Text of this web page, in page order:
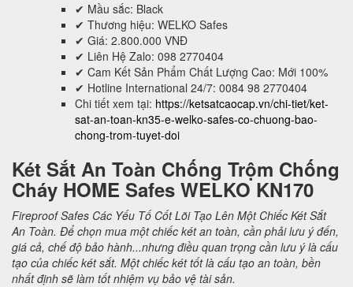
✔ Mầu sắc: Black
✔ Thương hiệu: WELKO Safes
✔ Giá: 2.800.000 VNĐ
✔ Liên Hệ Zalo: 098 2770404
✔ Cam Kết Sản Phẩm Chất Lượng Cao: Mới 100%
✔ Hotline International 24/7: 0084 98 2770404
Chi tiết xem tại: https://ketsatcaocap.vn/chi-tiet/ket-
sat-an-toan-kn35-e-welko-safes-co-chuong-bao-
chong-trom-tuyet-doi
Két Sắt An Toàn Chống Trộm Chống
Cháy HOME Safes WELKO KN170
Fireproof Safes Các Yếu Tố Cốt Lõi Tạo Lên Một Chiếc Két Sắt
An Toàn. Để chọn mua một chiếc két an toàn, cần phải lưu ý đến,
giá cả, chế độ bảo hành...nhưng điều quan trọng cần lưu ý là cấu
tạo của chiếc két sắt. Một chiếc két tốt là cấu tạo an toàn, bền
nhất định sẽ làm tốt nhiệm vụ bảo vệ tài sản.